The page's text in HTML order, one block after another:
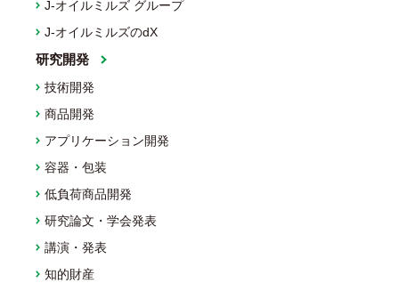
J-オイルミルズ グループ
J-オイルミルズのdX
研究開発
技術開発
商品開発
アプリケーション開発
容器・包装
低負荷商品開発
研究論文・学会発表
講演・発表
知的財産